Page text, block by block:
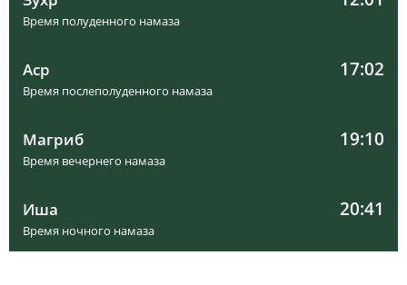
Время полуденного намаза
Аср 17:02
Время послеполуденного намаза
Магриб 19:10
Время вечернего намаза
Иша 20:41
Время ночного намаза